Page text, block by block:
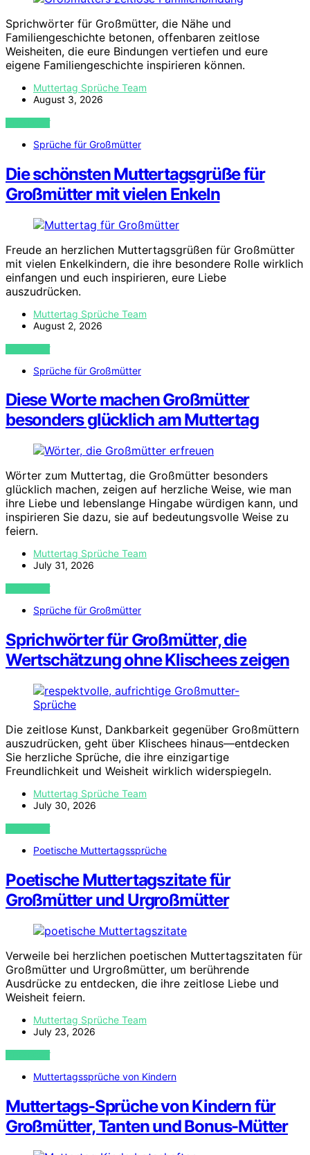
Sprichwörter für Großmütter, die Nähe und
Familiengeschichte betonen, offenbaren zeitlose
Weisheiten, die eure Bindungen vertiefen und eure
eigene Familiengeschichte inspirieren können.
Muttertag Sprüche Team
August 3, 2026
VIEW POST
Sprüche für Großmütter
Die schönsten Muttertagsgrüße für
Großmütter mit vielen Enkeln
Freude an herzlichen Muttertagsgrüßen für Großmütter
mit vielen Enkelkindern, die ihre besondere Rolle wirklich
einfangen und euch inspirieren, eure Liebe
auszudrücken.
Muttertag Sprüche Team
August 2, 2026
VIEW POST
Sprüche für Großmütter
Diese Worte machen Großmütter
besonders glücklich am Muttertag
Wörter zum Muttertag, die Großmütter besonders
glücklich machen, zeigen auf herzliche Weise, wie man
ihre Liebe und lebenslange Hingabe würdigen kann, und
inspirieren Sie dazu, sie auf bedeutungsvolle Weise zu
feiern.
Muttertag Sprüche Team
July 31, 2026
VIEW POST
Sprüche für Großmütter
Sprichwörter für Großmütter, die
Wertschätzung ohne Klischees zeigen
Die zeitlose Kunst, Dankbarkeit gegenüber Großmüttern
auszudrücken, geht über Klischees hinaus—entdecken
Sie herzliche Sprüche, die ihre einzigartige
Freundlichkeit und Weisheit wirklich widerspiegeln.
Muttertag Sprüche Team
July 30, 2026
VIEW POST
Poetische Muttertagssprüche
Poetische Muttertagszitate für
Großmütter und Urgroßmütter
Verweile bei herzlichen poetischen Muttertagszitaten für
Großmütter und Urgroßmütter, um berührende
Ausdrücke zu entdecken, die ihre zeitlose Liebe und
Weisheit feiern.
Muttertag Sprüche Team
July 23, 2026
VIEW POST
Muttertagssprüche von Kindern
Muttertags-Sprüche von Kindern für
Großmütter, Tanten und Bonus-Mütter